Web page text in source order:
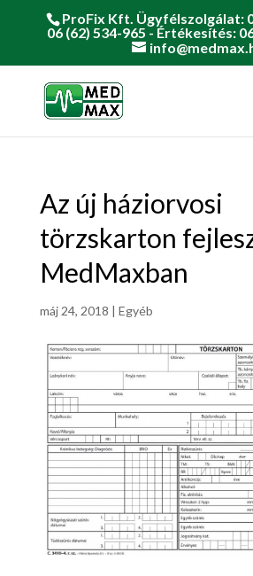
ProFix Kft. Ügyfélszolgálat:
06 (62) 534-965 - Értékesítés:
Az új háziorvosi
törzskarton
MedMaxban
máj 24, 2018 | Egyéb